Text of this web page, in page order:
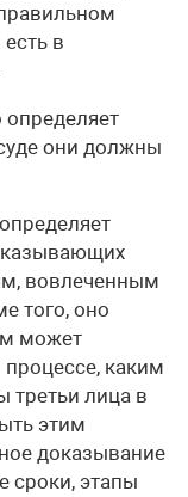
в
определяет
они должны
вовлеченным
того, оно
может
каким
третьи лица в
этим
доказывание
сроки, этапы